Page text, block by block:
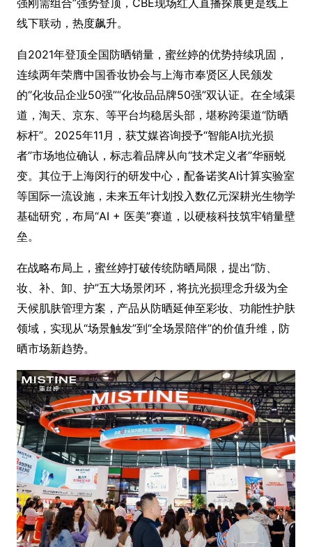
线下联动，热度飙升。
自2021年登顶全国防晒销量，蜜丝婷的优势持续巩固，
连续两年荣膺中国香妆协会与上海市奉贤区人民颁发
的“化妆品企业50强”“化妆品品牌50强”双认证。在全域渠
道，淘天、京东、等平台均稳居头部，堪称跨渠道“防晒
标杆”。2025年11月，获艾媒咨询授予“智能AI抗光损
者”市场地位确认，标志着品牌从向“技术定义者”华丽蜕
变。其位于上海闵行的研发中心，配备诺奖AI计算实验室
等国际一流设施，未来五年计划投入数亿元深耕光生物学
基础研究，布局“AI + 医美”赛道，以硬核科技筑牢销量壁
垒。
在战略布局上，蜜丝婷打破传统防晒局限，提出“防、
妆、补、卸、护”五大场景闭环，将抗光损理念升级为全
天候肌肤管理方案，产品从防晒延伸至彩妆、功能性护肤
领域，实现从“场景触发”到“全场景陪伴”的价值升维，防
晒市场新趋势。